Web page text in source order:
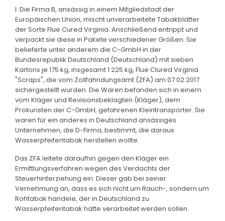
I. Die Firma B, ansässig in einem Mitgliedstaat der
Europäischen Union, mischt unverarbeitete Tabakblätter
der Sorte Flue Cured Virginia. Anschließend entrippt und
verpackt sie diese in Pakete verschiedener Größen. Sie
belieferte unter anderem die C-GmbH in der
Bundesrepublik Deutschland (Deutschland) mit sieben
Kartons je 175 kg, insgesamt 1 225 kg, Flue Clured Virginia
"Scraps", die vom Zollfahndungsamt (ZFA) am 07.02.2017
sichergestellt wurden. Die Waren befanden sich in einem
vom Kläger und Revisionsbeklagten (Kläger), dem
Prokuristen der C-GmbH, gefahrenen Kleintransporter. Sie
waren für ein anderes in Deutschland ansässiges
Unternehmen, die D-Firma, bestimmt, die daraus
Wasserpfeifentabak herstellen wollte.
Das ZFA leitete daraufhin gegen den Kläger ein
Ermittlungsverfahren wegen des Verdachts der
Steuerhinterziehung ein. Dieser gab bei seiner
Vernehmung an, dass es sich nicht um Rauch-, sondern um
Rohtabak handele, der in Deutschland zu
Wasserpfeifentabak hätte verarbeitet werden sollen.